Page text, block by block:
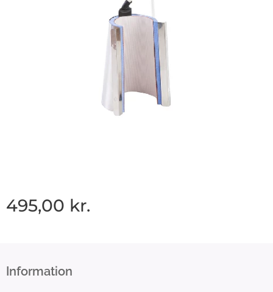
495,00 kr.
Information